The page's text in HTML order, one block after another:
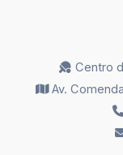
Centro
Av.